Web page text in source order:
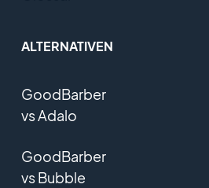
ALTERNATIVEN
GoodBarber
vs Adalo
GoodBarber
vs Bubble